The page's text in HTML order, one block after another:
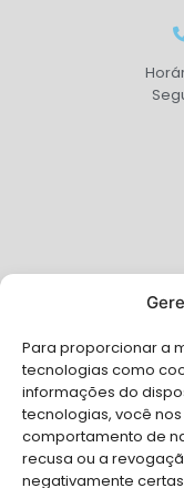
Para proporcionar a
tecnologias como
informações do
tecnologias, você
comportamento de
recusa ou a
negativamente